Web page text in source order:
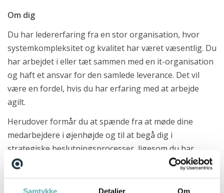
Samtykke Detaljer Om
Om dig
Du har ledererfaring fra en stor organisation, hvor
systemkompleksitet og kvalitet har været væsentlig. Du
har arbejdet i eller tæt sammen med en it-organisation
og haft et ansvar for den samlede leverance. Det vil
være en fordel, hvis du har erfaring med at arbejde
agilt.
Herudover formår du at spænde fra at møde dine
medarbejdere i øjenhøjde og til at begå dig i
strategiske beslutningsprocesser, ligesom du har
kendskab til eller interesse for anvendelsen af kunstig
intelligens, som et element i den samlede løsning. Du
har en it eller teknisk rettet kandidatuddannelse,